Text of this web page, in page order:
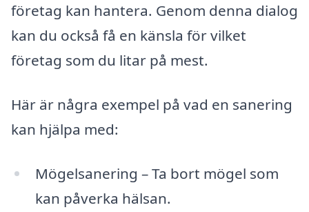
företag kan hantera. Genom denna dialog
kan du också få en känsla för vilket
företag som du litar på mest.
Här är några exempel på vad en sanering
kan hjälpa med:
Mögelsanering – Ta bort mögel som
kan påverka hälsan.